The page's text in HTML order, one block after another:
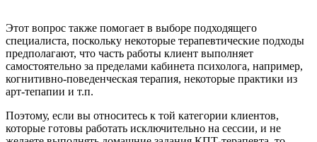
Этот вопрос также помогает в выборе подходящего
специалиста, поскольку некоторые терапевтические подходы
предполагают, что часть работы клиент выполняет
самостоятельно за пределами кабинета психолога, например,
когнитивно-поведенческая терапия, некоторые практики из
арт-тепапии и т.п.
Поэтому, если вы относитесь к той категории клиентов,
которые готовы работать исключительно на сессии, и не